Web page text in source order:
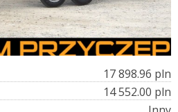
17 898.96 pln
14 552.00 pln